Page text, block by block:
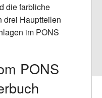
die farbliche
drei Hauptteilen
im PONS
PONS